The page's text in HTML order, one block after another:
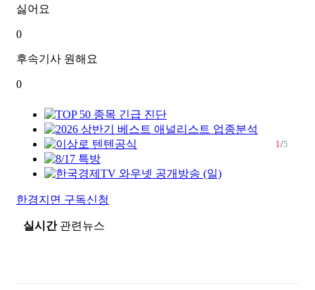
싫어요
0
후속기사 원해요
0
1/5
한경지면 구독신청
실시간관련뉴스